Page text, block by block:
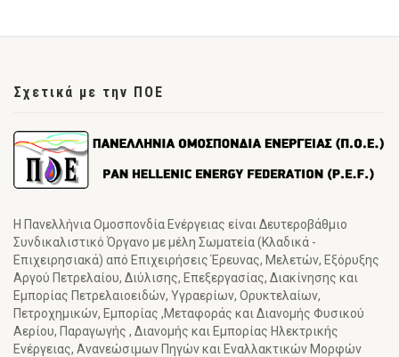
Σχετικά με την ΠΟΕ
Η Πανελλήνια Ομοσπονδία Ενέργειας είναι Δευτεροβάθμιο
Συνδικαλιστικό Όργανο με μέλη Σωματεία (Κλαδικά -
Επιχειρησιακά) από Επιχειρήσεις Έρευνας, Μελετών, Εξόρυξης
Αργού Πετρελαίου, Διύλισης, Επεξεργασίας, Διακίνησης και
Εμπορίας Πετρελαιοειδών, Υγραερίων, Ορυκτελαίων,
Πετροχημικών, Εμπορίας ,Μεταφοράς και Διανομής Φυσικού
Αερίου, Παραγωγής , Διανομής και Εμπορίας Ηλεκτρικής
Ενέργειας, Ανανεώσιμων Πηγών και Εναλλακτικών Μορφών